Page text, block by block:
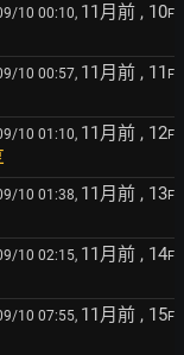
10 00:10, 11月前 , 10F
10 00:57, 11月前 , 11 F
10 01:10, 11月前 , 12F
10 01:38, 11月前 , 13F
10 02:15, 11月前 , 14F
10 07:55, 11月前 , 15F